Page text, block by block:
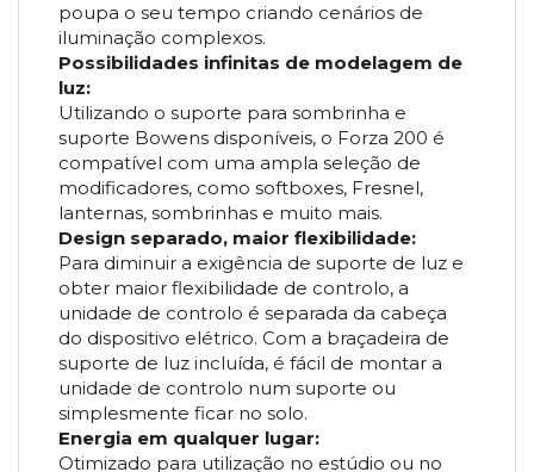
poupa o seu tempo criando cenários de
iluminação complexos.
Possibilidades infinitas de modelagem de
luz:
Utilizando o suporte para sombrinha e
suporte Bowens disponíveis, o Forza 200 é
compatível com uma ampla seleção de
modificadores, como softboxes, Fresnel,
lanternas, sombrinhas e muito mais.
Design separado, maior flexibilidade:
Para diminuir a exigência de suporte de luz e
obter maior flexibilidade de controlo, a
unidade de controlo é separada da cabeça
do dispositivo elétrico. Com a braçadeira de
suporte de luz incluída, é fácil de montar a
unidade de controlo num suporte ou
simplesmente ficar no solo.
Energia em qualquer lugar:
Otimizado para utilização no estúdio ou no